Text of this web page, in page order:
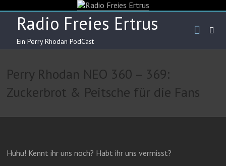
to
contentRadio Freies Ertrus
Ein Perry Rhodan PodCast
Perry Rhodan NEO 360 – 369:
Zuckerbrot & Peitsche für die Fans
Huhu! Kennt ihr uns noch? Habt ihr uns vermisst?